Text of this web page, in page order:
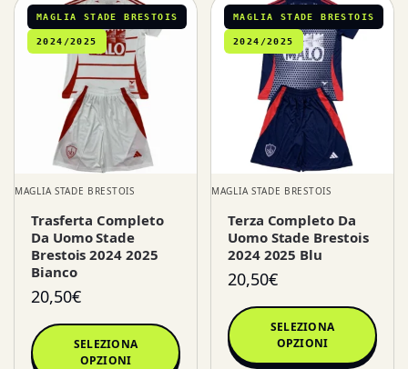
MAGLIA STADE BRESTOIS
2024/2025
MAGLIA STADE BRESTOIS
Trasferta Completo
Da Uomo Stade
Brestois 2024 2025
Bianco
20,50€
SELEZIONA
OPZIONI
MAGLIA STADE BRESTOIS
2024/2025
MAGLIA STADE BRESTOIS
Terza Completo Da
Uomo Stade Brestois
2024 2025 Blu
20,50€
SELEZIONA
OPZIONI